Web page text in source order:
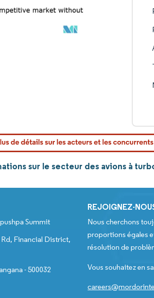
sur le secteur des avions à
Summit
Financial District,
- 500032
REJOIGNEZ-
Nous cherchons
proportions égales
résolution de
Vous souhaitez en